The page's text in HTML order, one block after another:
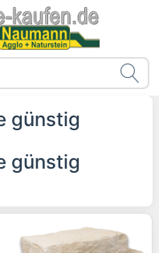
günstig
günstig